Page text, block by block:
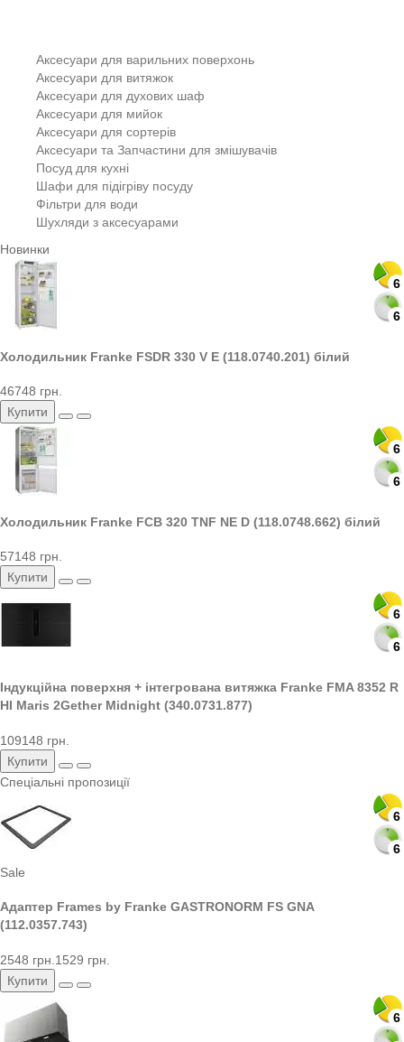
Аксесуари для варильних поверхонь
Аксесуари для витяжок
Аксесуари для духових шаф
Аксесуари для мийок
Аксесуари для сортерів
Аксесуари та Запчастини для змішувачів
Посуд для кухні
Шафи для підігріву посуду
Фільтри для води
Шухляди з аксесуарами
Новинки
6
6
Холодильник Franke FSDR 330 V E (118.0740.201) білий
46748 грн.
Купити
6
6
Холодильник Franke FCB 320 TNF NE D (118.0748.662) білий
57148 грн.
Купити
6
6
Індукційна поверхня + інтегрована витяжка Franke FMA 8352 R
HI Maris 2Gether Midnight (340.0731.877)
109148 грн.
Купити
Спеціальні пропозиції
6
6
6
6
Sale
Адаптер Frames by Franke GASTRONORM FS GNA
(112.0357.743)
2548 грн. 1529 грн.
Купити
6
6